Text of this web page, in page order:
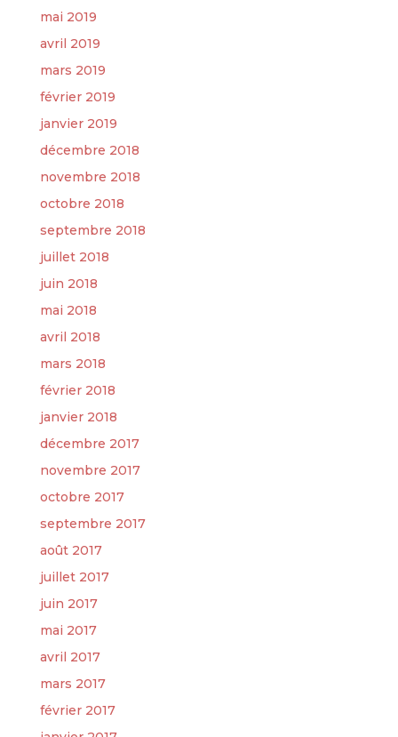
mai 2019
avril 2019
mars 2019
février 2019
janvier 2019
décembre 2018
novembre 2018
octobre 2018
septembre 2018
juillet 2018
juin 2018
mai 2018
avril 2018
mars 2018
février 2018
janvier 2018
décembre 2017
novembre 2017
octobre 2017
septembre 2017
août 2017
juillet 2017
juin 2017
mai 2017
avril 2017
mars 2017
février 2017